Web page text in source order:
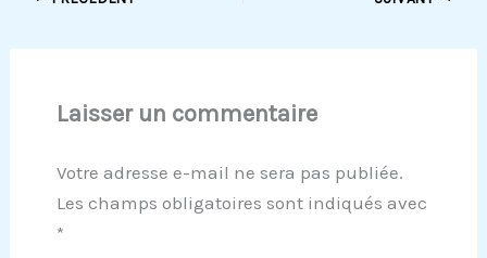
Laisser un commentaire
Votre adresse e-mail ne sera pas publiée.
Les champs obligatoires sont indiqués avec
*